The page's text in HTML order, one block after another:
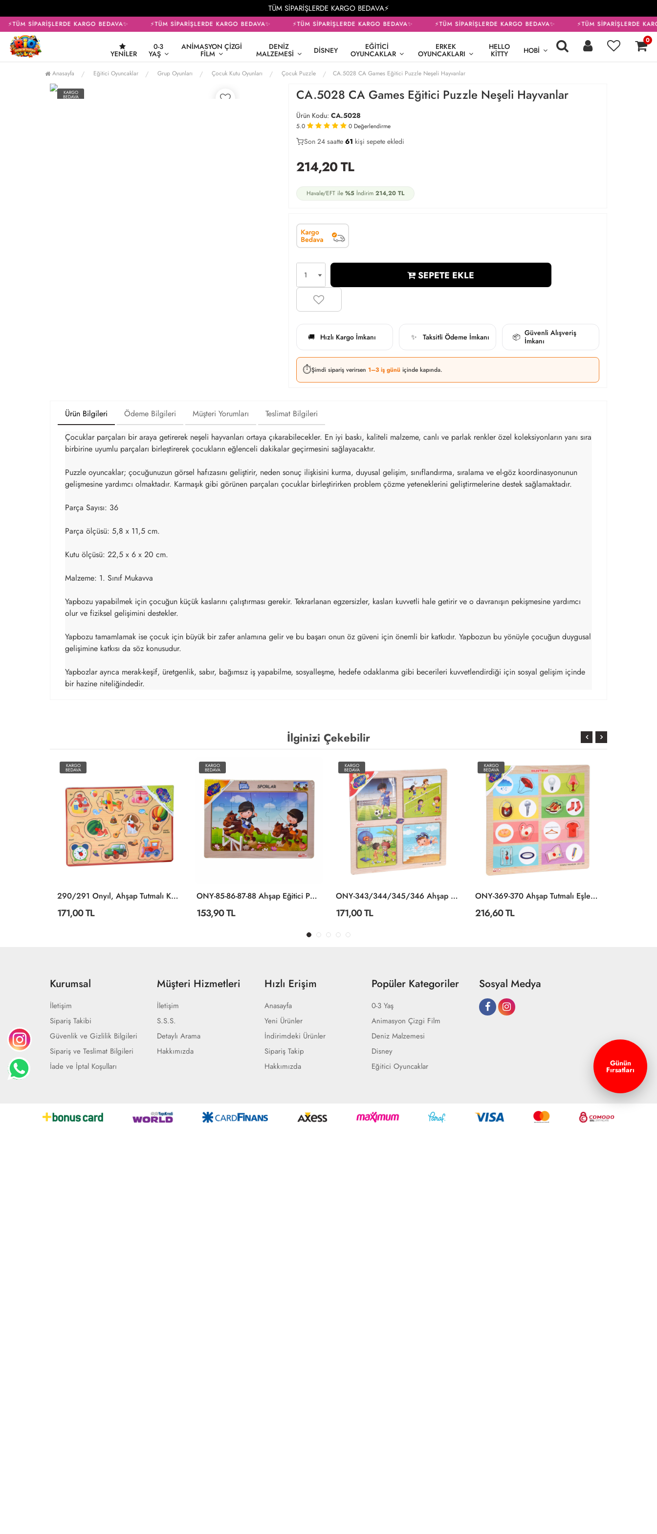
TÜM SİPARİŞLERDE KARGO BEDAVA⚡
⚡TÜM SİPARİŞLERDE KARGO BEDAVA✨ ⚡TÜM SİPARİŞLERDE KARGO BEDAVA✨ ⚡TÜM SİPARİŞLERDE KARGO BEDAVA✨ ⚡TÜM SİPARİŞLERDE KARGO BEDAVA✨ ⚡TÜM SİPARİŞLERDE
YENILER
0-3
YAŞ
ANIMASYON ÇIZGI
FILM
DENIZ
MALZEMESI DISNEY EĞITICI
OYUNCAKLAR
ERKEK
OYUNCAKLARI
HELLO
KITTY HOBI
0
Anasayfa Eğitici Oyuncaklar Grup Oyunları Çocuk Kutu Oyunları Çocuk Puzzle CA.5028 CA Games Eğitici Puzzle Neşeli Hayvanlar
KARGO
BEDAVA CA.5028 CA Games Eğitici Puzzle Neşeli Hayvanlar
Ürün Kodu: CA.5028
5.0 0 Değerlendirme
33
Son 24 saatte 63 kişi sepete ekledi
28
214,20TL
Havale/EFT ile %5İndirim 214,20TL
SEPETE EKLE
🚚 Hızlı Kargo İmkanı ✨ Taksitli Ödeme İmkanı 📦 Güvenli Alışveriş
İmkanı
⏱️Şimdi sipariş verirsen 1–3 iş günü içinde kapında.
Ürün Bilgileri Ödeme Bilgileri Müşteri Yorumları Teslimat Bilgileri
Çocuklar parçaları bir araya getirerek neşeli hayvanları ortaya çıkarabilecekler. En iyi baskı, kaliteli malzeme, canlı ve parlak renkler özel koleksiyonların yanı sıra
birbirine uyumlu parçaları birleştirerek çocukların eğlenceli dakikalar geçirmesini sağlayacaktır.
Puzzle oyuncaklar; çocuğunuzun görsel hafızasını geliştirir, neden sonuç ilişkisini kurma, duyusal gelişim, sınıflandırma, sıralama ve el-göz koordinasyonunun
gelişmesine yardımcı olmaktadır. Karmaşık gibi görünen parçaları çocuklar birleştirirken problem çözme yeteneklerini geliştirmelerine destek sağlamaktadır.
Parça Sayısı: 36
Parça ölçüsü: 5,8 x 11,5 cm.
Kutu ölçüsü: 22,5 x 6 x 20 cm.
Malzeme: 1. Sınıf Mukavva
Yapbozu yapabilmek için çocuğun küçük kaslarını çalıştırması gerekir. Tekrarlanan egzersizler, kasları kuvvetli hale getirir ve o davranışın pekişmesine yardımcı
olur ve fiziksel gelişimini destekler.
Yapbozu tamamlamak ise çocuk için büyük bir zafer anlamına gelir ve bu başarı onun öz güveni için önemli bir katkıdır. Yapbozun bu yönüyle çocuğun duygusal
gelişimine katkısı da söz konusudur.
Yapbozlar ayrıca merak-keşif, üretgenlik, sabır, bağımsız iş yapabilme, sosyalleşme, hedefe odaklanma gibi becerileri kuvvetlendirdiği için sosyal gelişim içinde
bir hazine niteliğindedir.
İlginizi Çekebilir
KARGO
BEDAVA
290/291 Onyıl, Ahşap Tutmalı Karışık Serisi
171,00 TL
KARGO
BEDAVA
ONY-85-86-87-88 Ahşap Eğitici Puzzle Sporlar -Onyıl
153,90 TL
KARGO
BEDAVA
ONY-343/344/345/346 Ahşap Eğitici 4'lü Puzzle -Onyıl
171,00 TL
KARGO
BEDAVA
ONY-369-370 Ahşap Tutmalı Eşleştirme İlişkili Nesneler -Onyıl
216,60 TL
Kurumsal
İletişim
Sipariş Takibi
Güvenlik ve Gizlilik Bilgileri
Sipariş ve Teslimat Bilgileri
İade ve İptal Koşulları
Müşteri Hizmetleri
İletişim
S.S.S.
Detaylı Arama
Hakkımızda
Hızlı Erişim
Anasayfa
Yeni Ürünler
İndirimdeki Ürünler
Sipariş Takip
Hakkımızda
Popüler Kategoriler
0-3 Yaş
Animasyon Çizgi Film
Deniz Malzemesi
Disney
Eğitici Oyuncaklar
Sosyal Medya
Günün
Fırsatları